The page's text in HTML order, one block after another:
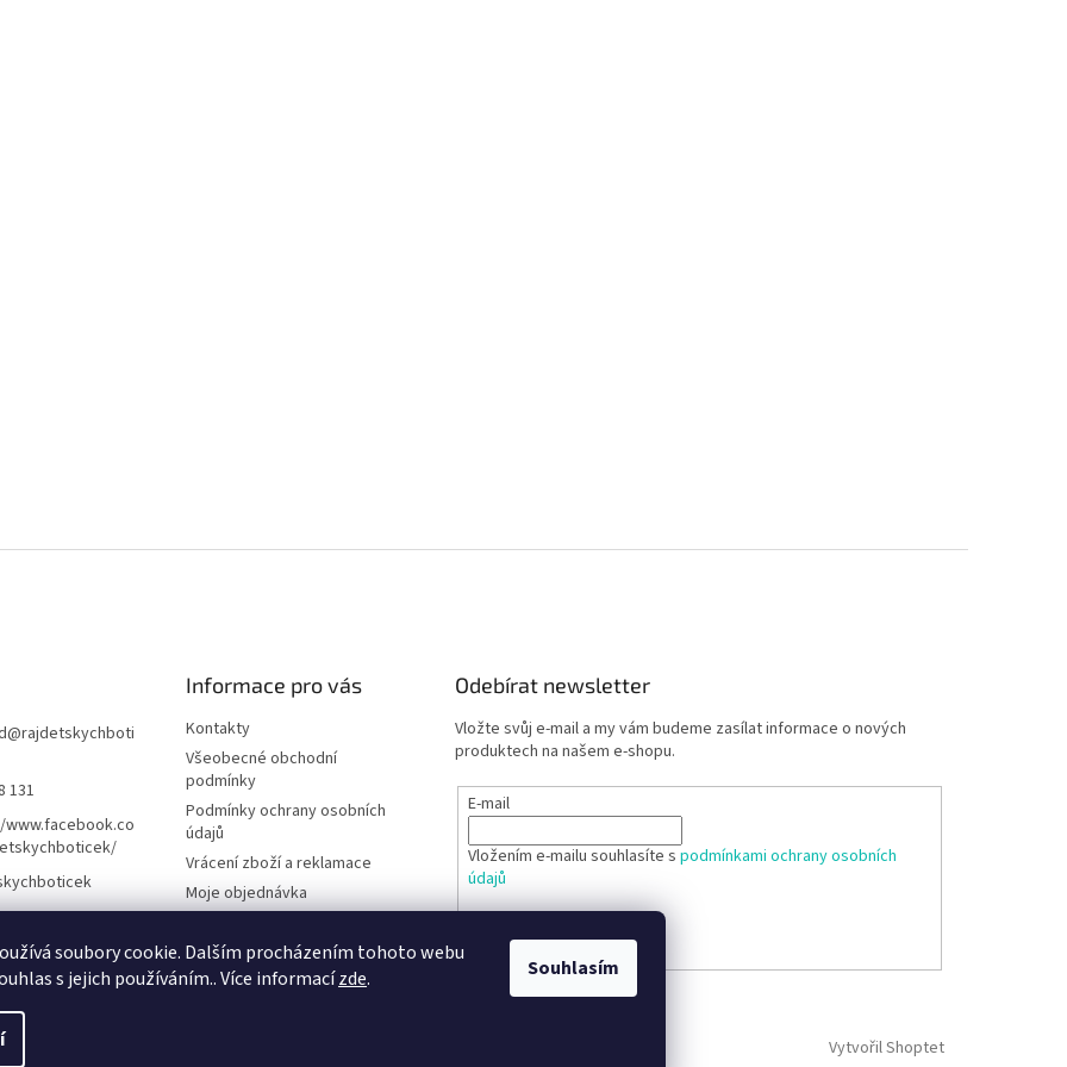
soubory cookie. Dalším procházením tohoto webu
s jejich používáním.. Více informacízde. Souhlasím
@rajdetskychboti
131
Informace pro vás
Kontakty
Všeobecné obchodní
podmínky
Podmínky ochrany osobních
údajů
Vrácení zboží a reklamace
Moje objednávka
Barefoot obuv - Poradna
Odebírat newsletter
Vložte svůj e-mail a my vám budeme zasílat informace o nových
produktech na našem e-shopu.
E-mail
Vložením e-mailu souhlasíte spodmínkami ochrany osobních
údajů
Vytvořil Shoptet